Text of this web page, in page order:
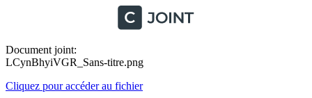
Document joint:
LCynBhyiVGR_Sans-titre.png
Cliquez pour accéder au fichier